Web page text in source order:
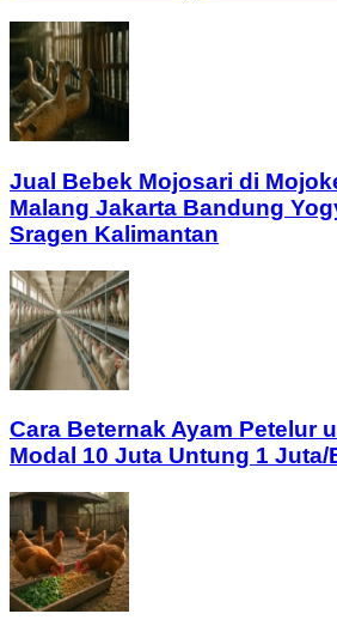
Jual Bebek Mojosari di
Malang Jakarta Bandung
Sragen Kalimantan
Cara Beternak Ayam Petelur
Modal 10 Juta Untung 1 Juta/